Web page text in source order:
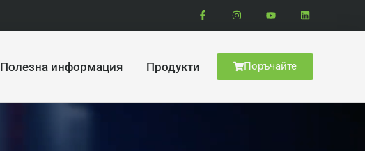
Полезна информация Продукти Поръчайте